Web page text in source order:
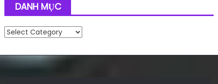
DANH MỤC
Danh mục